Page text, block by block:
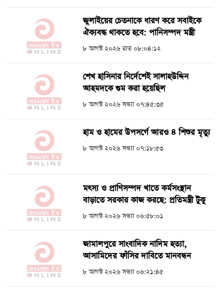
জুলাইয়ের চেতনাকে ধারণ করে সবাইকে
ঐক্যবদ্ধ থাকতে হবে: পানিসম্পদ মন্ত্রী
৮ আগস্ট ২০২৬ রাত ০৮:০৪:১২
শেখ হাসিনার নির্দেশেই সালাহউদ্দিন
আহমদকে গুম করা হয়েছিল
৮ আগস্ট ২০২৬ সন্ধ্যা ০৭:৪৫:৩৫
হাম ও হামের উপসর্গে আরও ৪ শিশুর মৃত্যু
৮ আগস্ট ২০২৬ সন্ধ্যা ০৭:১৮:৫৩
মৎস্য ও প্রাণিসম্পদ খাতে কর্মসংস্থান
বাড়াতে সরকার কাজ করছে: প্রতিমন্ত্রী টুকু
৮ আগস্ট ২০২৬ সন্ধ্যা ০৬:৫৮:০১
জামালপুরে সাংবাদিক নাদিম হত্যা,
আসামিদের ফাঁসির দাবিতে মানবন্ধন
৮ আগস্ট ২০২৬ সন্ধ্যা ০৬:২১:৪৫